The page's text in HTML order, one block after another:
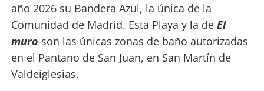
año 2026 su Bandera Azul, la única de la
Comunidad de Madrid. Esta Playa y la de El
muro son las únicas zonas de baño autorizadas
en el Pantano de San Juan, en San Martín de
Valdeiglesias.